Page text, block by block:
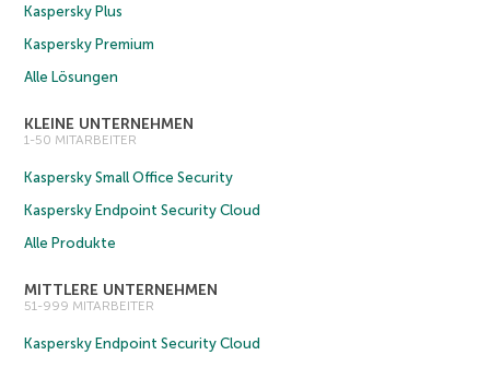
Kaspersky Plus
Kaspersky Premium
Alle Lösungen
KLEINE UNTERNEHMEN
1-50 MITARBEITER
Kaspersky Small Office Security
Kaspersky Endpoint Security Cloud
Alle Produkte
MITTLERE UNTERNEHMEN
51-999 MITARBEITER
Kaspersky Endpoint Security Cloud